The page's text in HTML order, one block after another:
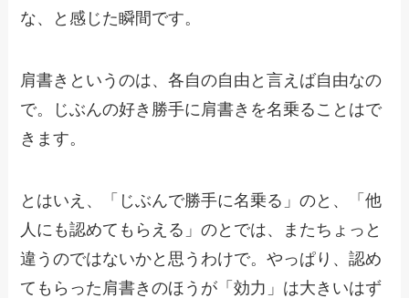
な、と感じた瞬間です。
肩書きというのは、各自の自由と言えば自由なの
で。じぶんの好き勝手に肩書きを名乗ることはで
きます。
とはいえ、「じぶんで勝手に名乗る」のと、「他
人にも認めてもらえる」のとでは、またちょっと
違うのではないかと思うわけで。やっぱり、認め
てもらった肩書きのほうが「効力」は大きいはず